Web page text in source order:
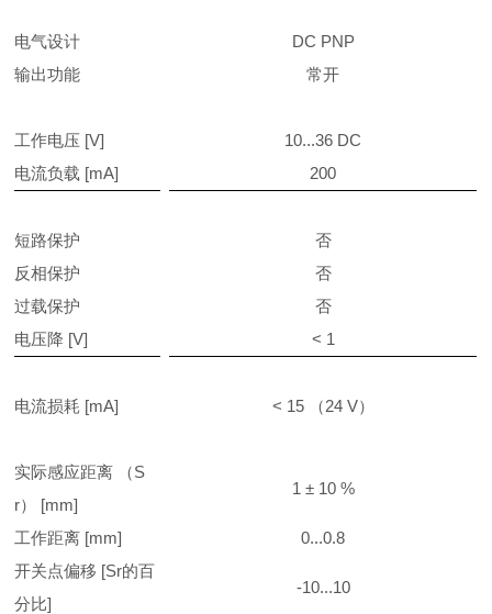
电气设计
DC PNP
输出功能
常开
工作电压 [V]
10...36 DC
电流负载 [mA]
200
短路保护
否
反相保护
否
过载保护
否
电压降 [V]
< 1
电流损耗 [mA] < 15 （24 V）
实际感应距离 （S
r） [mm]
1 ± 10 %
工作距离 [mm]
0...0.8
开关点偏移 [Sr的百
分比]
-10...10